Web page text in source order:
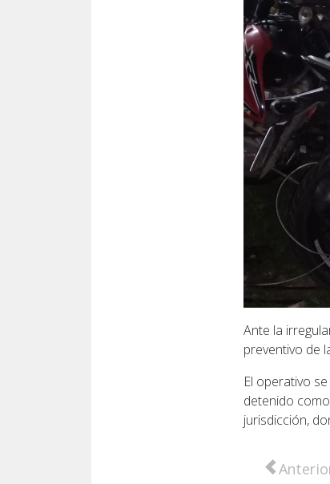
Ante la
preventivo de
El operativo
detenido
jurisdicción,
Artículo